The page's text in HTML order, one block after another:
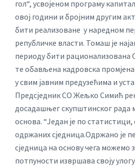
гол“, усвојеном програму
овој години и бројним другим
бити реализоване у наредном
републичке власти. Томаш је
периоду бити рационализована
те обављена кадровска
у свим јавним предузећима и
Предсједник СО Жељко Симић
досадашњег скупштинског рада
основа. “Један је по
одржаних сједница.Одржано је
сједница на основу чега можемо
потпуности извршава своју